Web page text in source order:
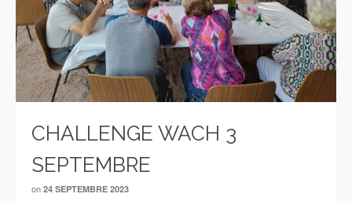
CHALLENGE WACH 3
SEPTEMBRE
on 24 SEPTEMBRE 2023